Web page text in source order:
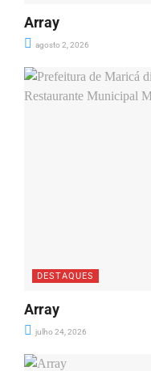
Array
agosto 2, 2026
DESTAQUES
Array
julho 24, 2026